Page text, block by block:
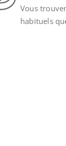
Vous
habituels